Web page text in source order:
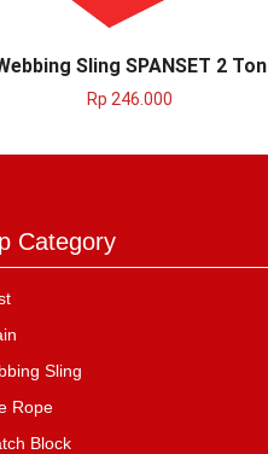
Sling SPANSET 2 Ton
Rp 246.000
Category
Sling
Rope
Block